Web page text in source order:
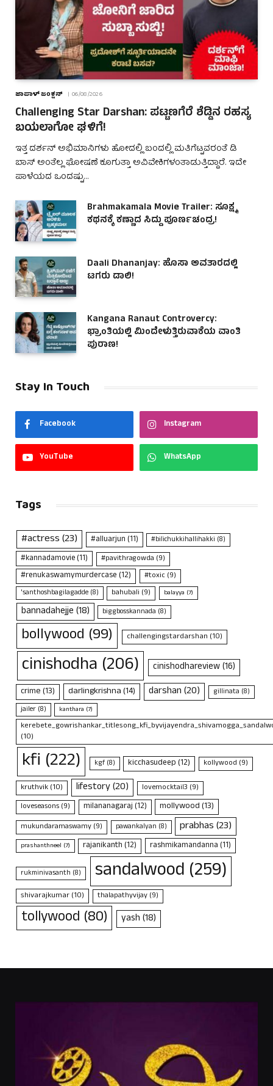
ಜಾಪಾಳ್ ಜಂಕ್ಷನ್ 06/08/2026
Challenging Star Darshan: ಪಟ್ಟಣಗೆರೆ ಶೆಡ್ಡಿನ ರಹಸ್ಯ
ಬಯಲಾಗೋ ಘಳಿಗೆ!
ಇತ್ತ ದರ್ಶನ್ ಅಭಿಮಾನಿಗಳು ಹೋದಲ್ಲಿ ಬಂದಲ್ಲಿ ಮತಿಗೆಟ್ಟವರಂತೆ ಡಿ
ಬಾಸ್ ಅಂತೆಲ್ಲ ಘೋಷಣೆ ಕೂಗುತ್ತಾ ಅವಿವೇಕಿಗಳಂತಾಡುತ್ತಿದ್ದಾರೆ. ಇದೇ
ಪಾಳೆಯದ ಒಂದಷ್ಟು…
Brahmakamala Movie Trailer: ಸೂಕ್ಷ್ಮ
ಕಥನಕ್ಕೆ ಕಣ್ಣಾದ ಸಿದ್ದು ಪೂರ್ಣಚಂದ್ರ!
Daali Dhananjay: ಹೊಸಾ ಅವತಾರದಲ್ಲಿ
ಟಗರು ಡಾಲಿ!
Kangana Ranaut Controvercy:
ಭ್ರಾಂತಿಯಲ್ಲಿ ಮಿಂದೇಳುತ್ತಿರುವಾಕೆಯ ವಾಂತಿ
ಪುರಾಣ!
Stay In Touch
Facebook Instagram
YouTube WhatsApp
Tags
#actress(23) #alluarjun(11) #bilichukkihallihakki (8)
#kannadamovie(11) #pavithragowda (9)
#renukaswamymurdercase(12) #toxic(9)
'santhoshbagilagadde (8) bahubali (9) balayya (7)
bannadahejje(18) biggbosskannada (8)
bollywood (99) challengingstardarshan (10)
cinishodha (206) cinishodhareview(16)
crime(13) darlingkrishna(14) darshan(20) gillinata (8)
jailer (8) kanthara (7)
(10)
kfi (222) kgf(8) kicchasudeep(12) kollywood (9)
kruthvik(10) lifestory(20) lovemocktail3 (9)
loveseasons (9) milananagaraj(12) mollywood(13)
mukundaramaswamy (9) pawankalyan (8) prabhas(23)
prashanthneel (7) rajanikanth(12) rashmikamandanna(11)
rukminivasanth (8) sandalwood (259)
shivarajkumar(10) thalapathyvijay(9)
tollywood (80) yash(18)